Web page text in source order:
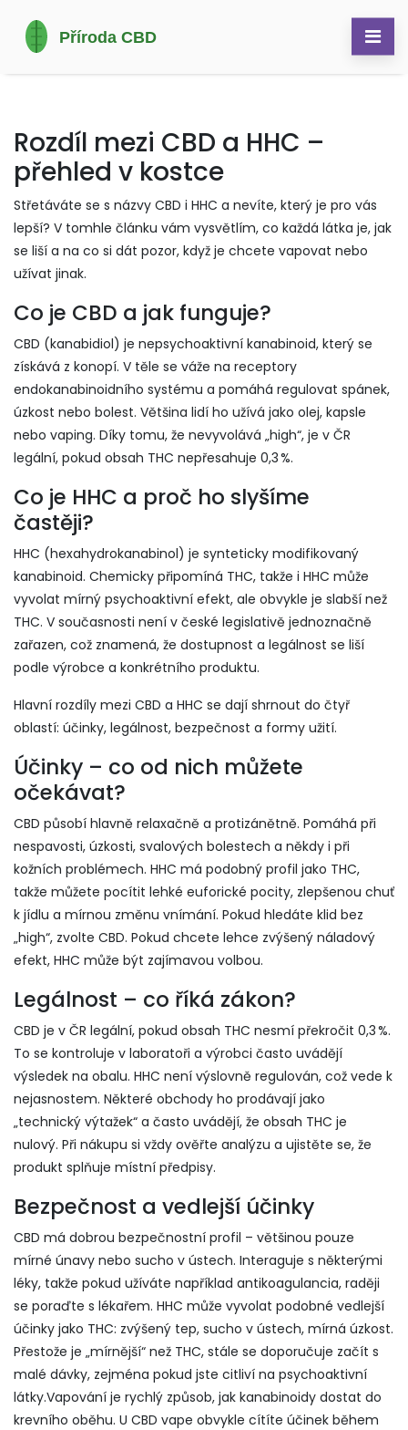
Rozdíl mezi CBD a HHC –
přehled v kostce
Střetáváte se s názvy CBD i HHC a nevíte, který je pro vás
lepší? V tomhle článku vám vysvětlím, co každá látka je, jak
se liší a na co si dát pozor, když je chcete vapovat nebo
užívat jinak.
Co je CBD a jak funguje?
CBD (kanabidiol) je nepsychoaktivní kanabinoid, který se
získává z konopí. V těle se váže na receptory
endokanabinoidního systému a pomáhá regulovat spánek,
úzkost nebo bolest. Většina lidí ho užívá jako olej, kapsle
nebo vaping. Díky tomu, že nevyvolává „high“, je v ČR
legální, pokud obsah THC nepřesahuje 0,3 %.
Co je HHC a proč ho slyšíme
častěji?
HHC (hexahydrokanabinol) je synteticky modifikovaný
kanabinoid. Chemicky připomíná THC, takže i HHC může
vyvolat mírný psychoaktivní efekt, ale obvykle je slabší než
THC. V současnosti není v české legislativě jednoznačně
zařazen, což znamená, že dostupnost a legálnost se liší
podle výrobce a konkrétního produktu.
Hlavní rozdíly mezi CBD a HHC se dají shrnout do čtyř
oblastí: účinky, legálnost, bezpečnost a formy užití.
Účinky – co od nich můžete
očekávat?
CBD působí hlavně relaxačně a protizánětně. Pomáhá při
nespavosti, úzkosti, svalových bolestech a někdy i při
kožních problémech. HHC má podobný profil jako THC,
takže můžete pocítit lehké euforické pocity, zlepšenou chuť
k jídlu a mírnou změnu vnímání. Pokud hledáte klid bez
„high“, zvolte CBD. Pokud chcete lehce zvýšený náladový
efekt, HHC může být zajímavou volbou.
Legálnost – co říká zákon?
CBD je v ČR legální, pokud obsah THC nesmí překročit 0,3 %.
To se kontroluje v laboratoři a výrobci často uvádějí
výsledek na obalu. HHC není výslovně regulován, což vede k
nejasnostem. Některé obchody ho prodávají jako
„technický výtažek“ a často uvádějí, že obsah THC je
nulový. Při nákupu si vždy ověřte analýzu a ujistěte se, že
produkt splňuje místní předpisy.
Bezpečnost a vedlejší účinky
CBD má dobrou bezpečnostní profil – většinou pouze
mírné únavy nebo sucho v ústech. Interaguje s některými
léky, takže pokud užíváte například antikoagulancia, raději
se poraďte s lékařem. HHC může vyvolat podobné vedlejší
účinky jako THC: zvýšený tep, sucho v ústech, mírná úzkost.
Přestože je „mírnější“ než THC, stále se doporučuje začít s
malé dávky, zejména pokud jste citliví na psychoaktivní
látky.Vapování je rychlý způsob, jak kanabinoidy dostat do
krevního oběhu. U CBD vape obvykle cítíte účinek během